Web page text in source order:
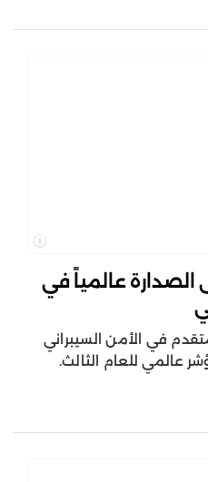
الصدارة عالمياً في
في الأمن السيبراني
عالمي للعام الثالث.